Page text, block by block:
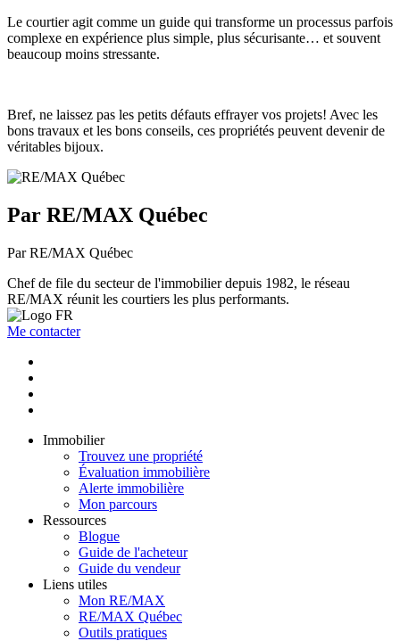
Le courtier agit comme un guide qui transforme un processus parfois
complexe en expérience plus simple, plus sécurisante… et souvent
beaucoup moins stressante.
Bref, ne laissez pas les petits défauts effrayer vos projets! Avec les
bons travaux et les bons conseils, ces propriétés peuvent devenir de
véritables bijoux.
Par RE/MAX Québec
Par RE/MAX Québec
Chef de file du secteur de l'immobilier depuis 1982, le réseau
RE/MAX réunit les courtiers les plus performants.
Me contacter
Immobilier
Trouvez une propriété
Évaluation immobilière
Alerte immobilière
Mon parcours
Ressources
Blogue
Guide de l'acheteur
Guide du vendeur
Liens utiles
Mon RE/MAX
RE/MAX Québec
Outils pratiques